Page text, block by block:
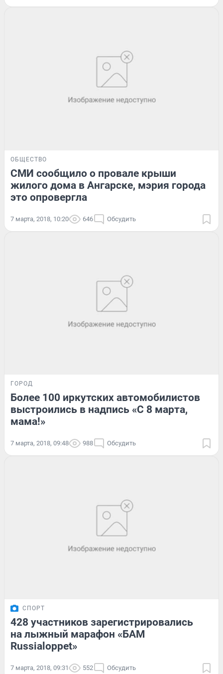
ОБЩЕСТВО
СМИ сообщило о провале крыши
жилого дома в Ангарске, мэрия города
это опровергла
7 марта, 2018, 10:20 646 Обсудить
ГОРОД
Более 100 иркутских автомобилистов
выстроились в надпись «С 8 марта,
мама!»
7 марта, 2018, 09:48 988 Обсудить
СПОРТ
428 участников зарегистрировались
на лыжный марафон «БАМ
Russialoppet»
7 марта, 2018, 09:31 552 Обсудить